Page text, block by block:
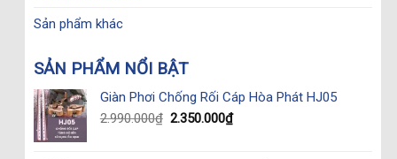
Sản phẩm khác
SẢN PHẨM NỔI BẬT
Giàn Phơi Chống Rối Cáp Hòa Phát HJ05
2.990.000₫ Original
2.350.000₫Current